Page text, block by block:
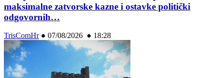
maksimalne zatvorske kazne i ostavke politički
odgovornih…
TrisComHr● 07/08/2026 ● 18:28